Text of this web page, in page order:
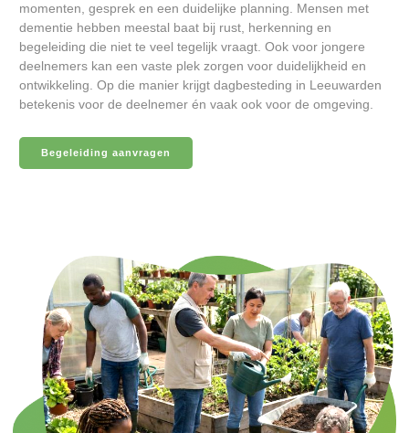
momenten, gesprek en een duidelijke planning. Mensen met
dementie hebben meestal baat bij rust, herkenning en
begeleiding die niet te veel tegelijk vraagt. Ook voor jongere
deelnemers kan een vaste plek zorgen voor duidelijkheid en
ontwikkeling. Op die manier krijgt dagbesteding in Leeuwarden
betekenis voor de deelnemer én vaak ook voor de omgeving.
Begeleiding aanvragen